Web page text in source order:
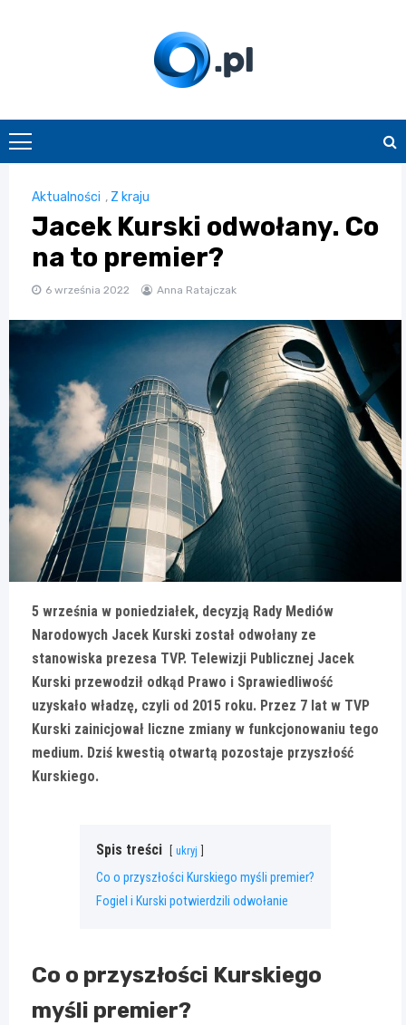
O.pl
Aktualności , Z kraju
Jacek Kurski odwołany. Co
na to premier?
6 września 2022 Anna Ratajczak
5 września w poniedziałek, decyzją Rady Mediów
Narodowych Jacek Kurski został odwołany ze
stanowiska prezesa TVP. Telewizji Publicznej Jacek
Kurski przewodził odkąd Prawo i Sprawiedliwość
uzyskało władzę, czyli od 2015 roku. Przez 7 lat w TVP
Kurski zainicjował liczne zmiany w funkcjonowaniu tego
medium. Dziś kwestią otwartą pozostaje przyszłość
Kurskiego.
Spis treści ukryj
Co o przyszłości Kurskiego myśli premier?
Fogiel i Kurski potwierdzili odwołanie
Co o przyszłości Kurskiego
myśli premier?